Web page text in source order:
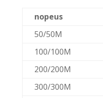
nopeus
50/50M
100/100M
200/200M
300/300M